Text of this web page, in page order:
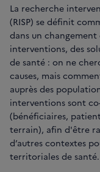
La recherche
(RISP) se définit
dans un changement
interventions, des
de santé : on ne
causes, mais
auprès des
interventions sont
(bénéficiaires,
terrain), afin d'être
d’autres contextes
territoriales de santé.